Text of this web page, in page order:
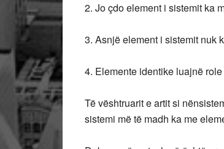
2. Jo çdo element i sistemit ka
3. Asnjë element i sistemit nuk
4. Elemente identike luajnë
Të vështruarit e artit si
sistemi më të madh ka me